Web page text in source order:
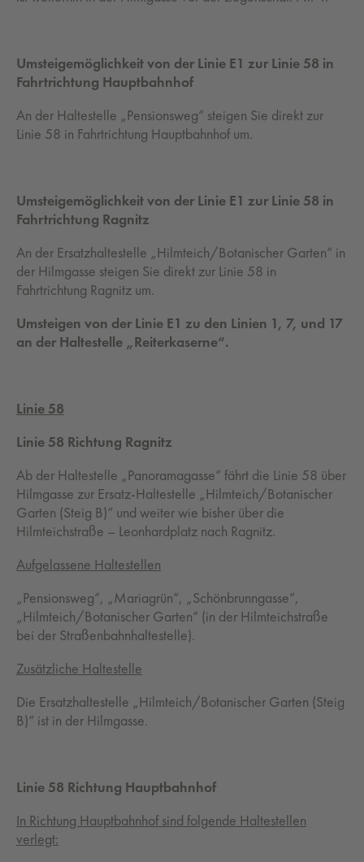
Umsteigemöglichkeit von der Linie E1 zur Linie 58 in
Fahrtrichtung Hauptbahnhof
An der Haltestelle „Pensionsweg“ steigen Sie direkt zur
Linie 58 in Fahrtrichtung Hauptbahnhof um.
Umsteigemöglichkeit von der Linie E1 zur Linie 58 in
Fahrtrichtung Ragnitz
An der Ersatzhaltestelle „Hilmteich/Botanischer Garten“ in
der Hilmgasse steigen Sie direkt zur Linie 58 in
Fahrtrichtung Ragnitz um.
Umsteigen von der Linie E1 zu den Linien 1, 7, und 17
an der Haltestelle „Reiterkaserne“.
Linie 58
Linie 58 Richtung Ragnitz
Ab der Haltestelle „Panoramagasse“ fährt die Linie 58 über
Hilmgasse zur Ersatz-Haltestelle „Hilmteich/Botanischer
Garten (Steig B)“ und weiter wie bisher über die
Hilmteichstraße – Leonhardplatz nach Ragnitz.
Aufgelassene Haltestellen
„Pensionsweg“, „Mariagrün“, „Schönbrunngasse“,
„Hilmteich/Botanischer Garten“ (in der Hilmteichstraße
bei der Straßenbahnhaltestelle).
Zusätzliche Haltestelle
Die Ersatzhaltestelle „Hilmteich/Botanischer Garten (Steig
B)“ ist in der Hilmgasse.
Linie 58 Richtung Hauptbahnhof
In Richtung Hauptbahnhof sind folgende Haltestellen
verlegt: